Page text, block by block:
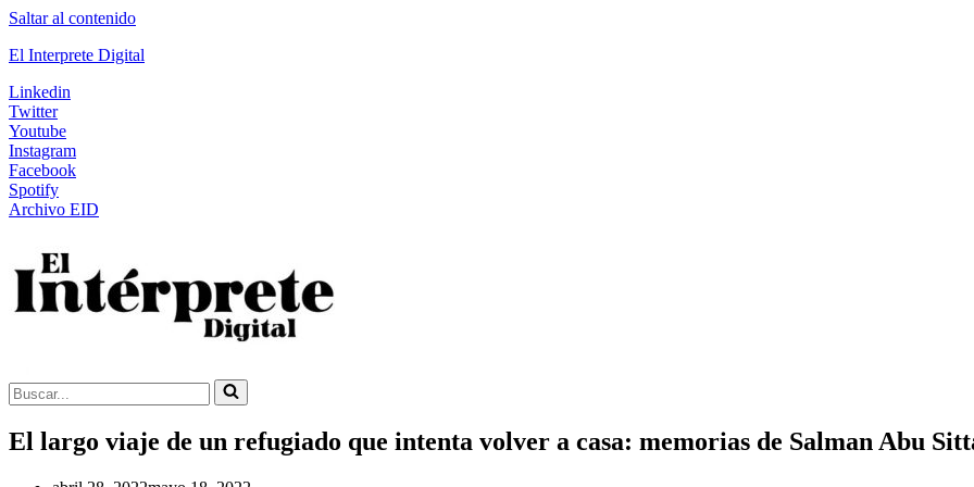
Saltar al contenido
El Interprete Digital
Linkedin
Twitter
Youtube
Instagram
Facebook
Spotify
Archivo EID
Buscar...
El largo viaje de un refugiado que intenta volver a casa: memorias de Salman Abu